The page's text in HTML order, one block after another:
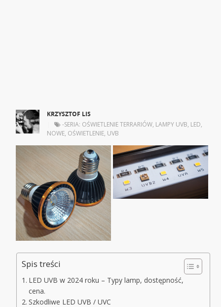
KRZYSZTOF LIS
-SERIA: OŚWIETLENIE TERRARIÓW, LAMPY UVB, LED,
NOWE, OŚWIETLENIE, UVB
Spis treści
LED UVB w 2024 roku – Typy lamp, dostępność,
cena.
Szkodliwe LED UVB / UVC